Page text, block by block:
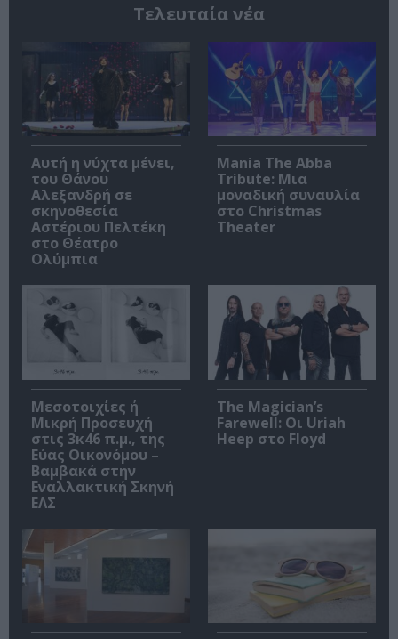
Τελευταία νέα
Αυτή η νύχτα μένει,
του Θάνου
Αλεξανδρή σε
σκηνοθεσία
Αστέριου Πελτέκη
στο Θέατρο
Ολύμπια
Mania The Abba
Tribute: Μια
μοναδική συναυλία
στο Christmas
Theater
Μεσοτοιχίες ή
Μικρή Προσευχή
στις 3κ46 π.μ., της
Εύας Οικονόμου –
Βαμβακά στην
Εναλλακτική Σκηνή
ΕΛΣ
The Magician’s
Farewell: Οι Uriah
Heep στο Floyd